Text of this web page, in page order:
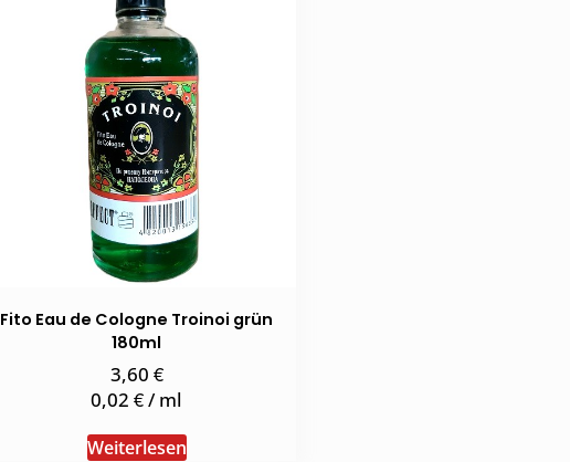
Fito Eau de Cologne Troinoi grün
180ml
3,60 €
0,02€/ml
Weiterlesen